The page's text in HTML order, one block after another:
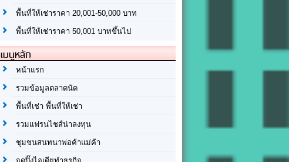
พื้นที่ให้เช่าราคา 20,001-50,000 บาท
พื้นที่ให้เช่าราคา 50,001 บาทขึ้นไป
เมนูหลัก
หน้าแรก
รวมข้อมูลตลาดนัด
พื้นที่เช่า พื้นที่ให้เช่า
รวมแฟรนไชส์น่าลงทุน
ชุมชนสนทนาพ่อค้าแม่ค้า